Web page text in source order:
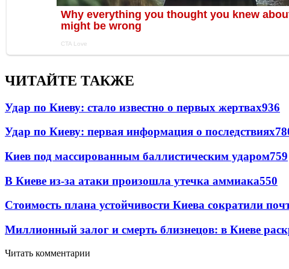
ЧИТАЙТЕ ТАКЖЕ
Удар по Киеву: стало известно о первых жертвах936
Удар по Киеву: первая информация о последствиях
Киев под массированным баллистическим ударом759
В Киеве из-за атаки произошла утечка аммиака550
Стоимость плана устойчивости Киева сократили
Миллионный залог и смерть близнецов: в Киеве
Читать комментарии